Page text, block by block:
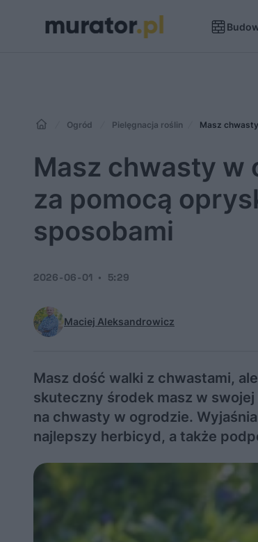
Ogród Pielęgnacja roślin Masz
Masz chwasty w
za pomocą
sposobami
Maciej Aleksandrowicz
2026-06-01 5:29
Masz dość walki z chwastami,
skuteczny środek masz w
na chwasty w ogrodzie.
najlepszy herbicyd, a także